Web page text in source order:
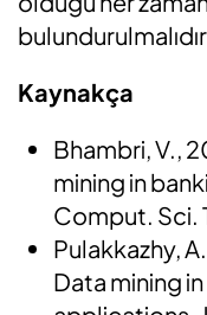
Kaynakça
Bhambri, V.,
mining in
Comput. Sci.
Pulakkazhy,
Data mining